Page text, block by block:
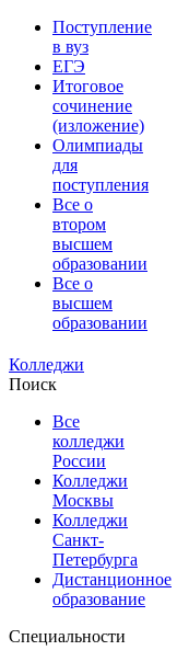
Поступление
в вуз
ЕГЭ
Итоговое
сочинение
(изложение)
Олимпиады
для
поступления
Все о
втором
высшем
образовании
Все о
высшем
образовании
Колледжи
Поиск
Все
колледжи
России
Колледжи
Москвы
Колледжи
Санкт-
Петербурга
Дистанционное
образование
Специальности